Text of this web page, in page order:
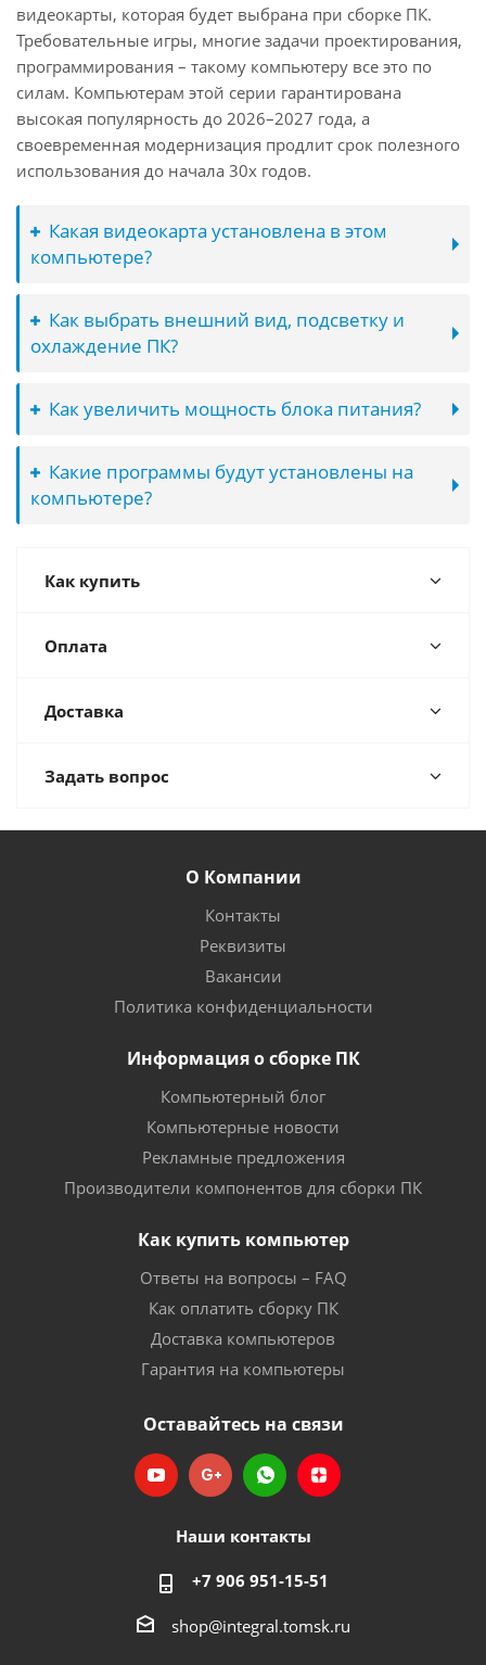
видеокарты, которая будет выбрана при сборке ПК.
Требовательные игры, многие задачи проектирования,
программирования – такому компьютеру все это по
силам. Компьютерам этой серии гарантирована
высокая популярность до 2026–2027 года, а
своевременная модернизация продлит срок полезного
использования до начала 30х годов.
Какая видеокарта установлена в этом
компьютере?
Как выбрать внешний вид, подсветку и
охлаждение ПК?
Как увеличить мощность блока питания?
Какие программы будут установлены на
компьютере?
Как купить
Оплата
Доставка
Задать вопрос
О Компании
Контакты
Реквизиты
Вакансии
Политика конфиденциальности
Информация о сборке ПК
Компьютерный блог
Компьютерные новости
Рекламные предложения
Производители компонентов для сборки ПК
Как купить компьютер
Ответы на вопросы – FAQ
Как оплатить сборку ПК
Доставка компьютеров
Гарантия на компьютеры
Оставайтесь на связи
Наши контакты
+7 906 951-15-51
shop@integral.tomsk.ru